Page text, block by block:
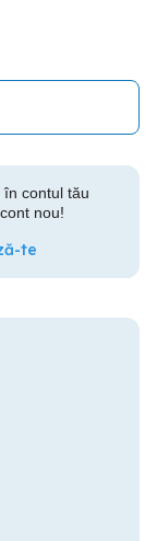
în contul tău
nou!
te